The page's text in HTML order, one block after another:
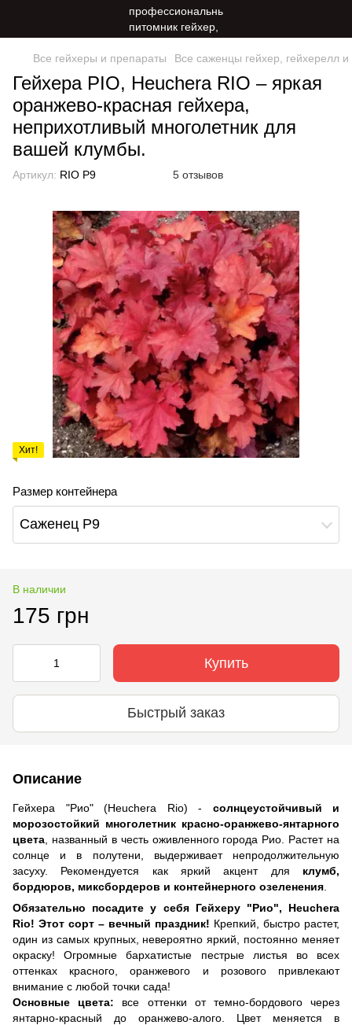
Все гейхеры и препараты Все саженцы гейхер, гейхерелл и
Гейхера РІО, Heuchera RIO – яркая
оранжево-красная гейхера,
неприхотливый многолетник для
вашей клумбы.
Артикул: RIO P9 5 отзывов
Хит!
Размер контейнера
Саженец Р9
В наличии
175 грн
Купить
Быстрый заказ
Описание
Гейхера "Рио" (Heuchera Rio) - солнцеустойчивый и
морозостойкий многолетник красно-оранжево-янтарного
цвета , названный в честь оживленного города Рио. Растет на
солнце и в полутени, выдерживает непродолжительную
засуху. Рекомендуется как яркий акцент для клумб,
бордюров, миксбордеров и контейнерного озеленения
Обязательно посадите у себя Гейхеру "Рио", Heuchera
Rio! Этот сорт – вечный праздник! Крепкий, быстро растет,
один из самых крупных, невероятно яркий, постоянно меняет
окраску! Огромные бархатистые пестрые листья во всех
оттенках красного, оранжевого и розового привлекают
внимание с любой точки сада!
Основные цвета: все оттенки от темно-бордового через
янтарно-красный до оранжево-алого. Цвет меняется в